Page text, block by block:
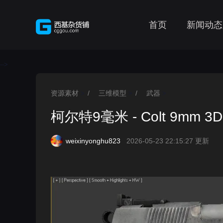
首页 新闻动态
-->
资源素材 / 三维模型 / 武器
柯尔特9毫米 - Colt 9mm
weixinyonghu823 2026-05-23 22:15:27 更新